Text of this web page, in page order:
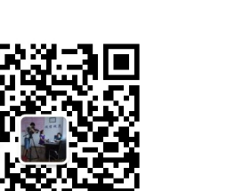
有会员，换个城市试试！